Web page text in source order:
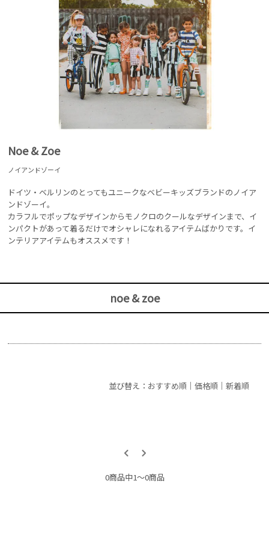
Noe & Zoe
ノイアンドゾーイ
ドイツ・ベルリンのとってもユニークなベビーキッズブランドのノイア
ンドゾーイ。
カラフルでポップなデザインからモノクロのクールなデザインまで、イ
ンパクトがあって着るだけでオシャレになれるアイテムばかりです。イ
ンテリアアイテムもオススメです！
noe & zoe
並び替え： おすすめ順｜ 価格順｜ 新着順
0商品中1〜0商品